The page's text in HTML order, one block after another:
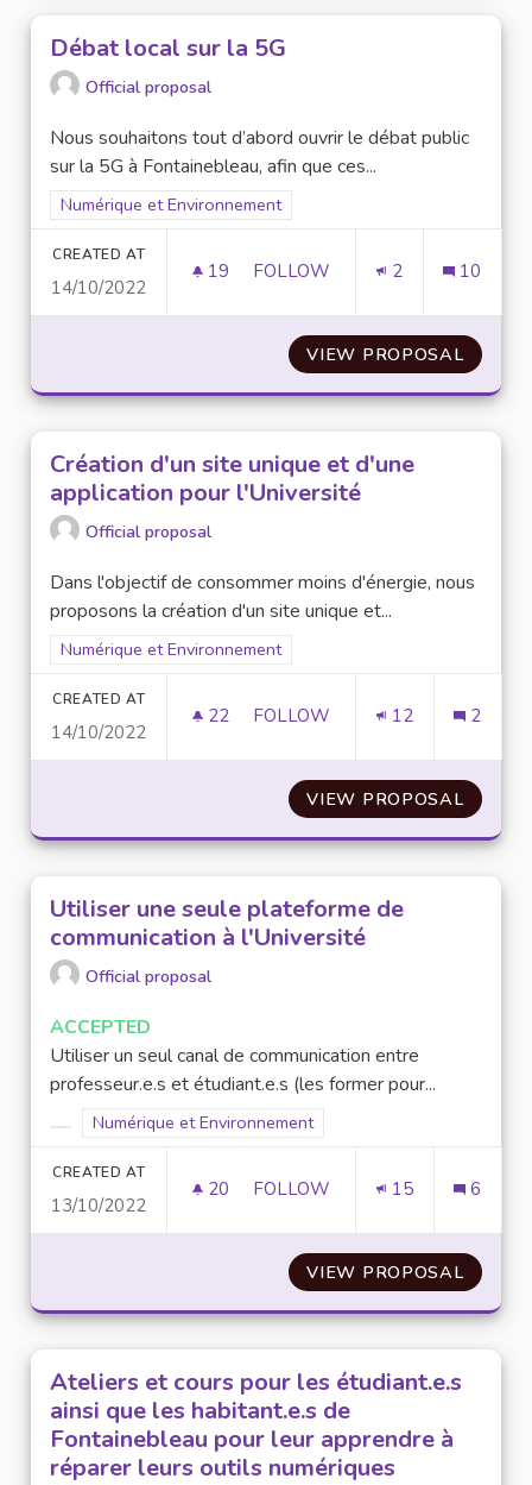
Débat local sur la 5G
Official proposal
Nous souhaitons tout d’abord ouvrir le débat public
sur la 5G à Fontainebleau, afin que ces...
Filter results for scope: Numérique et Environnement
Numérique et Environnement
CREATED AT
14/10/2022
19 19 FOLLOWERS
FOLLOW 2 10
VIEW PROPOSALDÉBAT
Création d'un site unique et d'une
application pour l'Université
Official proposal
Dans l'objectif de consommer moins d'énergie, nous
proposons la création d'un site unique et...
Filter results for scope: Numérique et Environnement
Numérique et Environnement
CREATED AT
14/10/2022
22 22 FOLLOWERS
FOLLOW 12 2
VIEW PROPOSAL
Utiliser une seule plateforme de
communication à l'Université
Official proposal
ACCEPTED
Utiliser un seul canal de communication entre
professeur.e.s et étudiant.e.s (les former pour...
Filter results for category:
Filter results for scope: Numérique et Environnement
Numérique et Environnement
CREATED AT
13/10/2022
20 20 FOLLOWERS
FOLLOW 15 6
VIEW PROPOSAL
Ateliers et cours pour les étudiant.e.s
ainsi que les habitant.e.s de
Fontainebleau pour leur apprendre à
réparer leurs outils numériques